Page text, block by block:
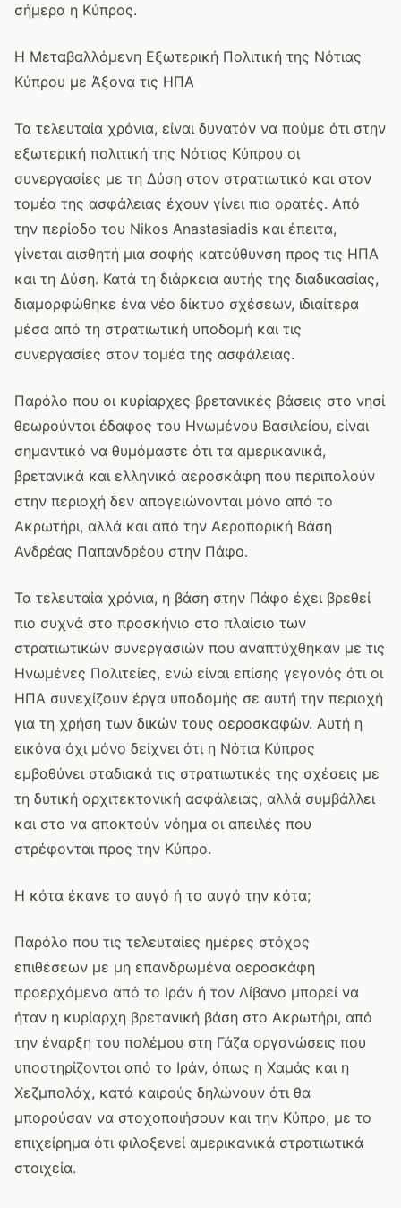
σήμερα η Κύπρος.
Η Μεταβαλλόμενη Εξωτερική Πολιτική της Νότιας
Κύπρου με Άξονα τις ΗΠΑ
Τα τελευταία χρόνια, είναι δυνατόν να πούμε ότι στην
εξωτερική πολιτική της Νότιας Κύπρου οι
συνεργασίες με τη Δύση στον στρατιωτικό και στον
τομέα της ασφάλειας έχουν γίνει πιο ορατές. Από
την περίοδο του Nikos Anastasiadis και έπειτα,
γίνεται αισθητή μια σαφής κατεύθυνση προς τις ΗΠΑ
και τη Δύση. Κατά τη διάρκεια αυτής της διαδικασίας,
διαμορφώθηκε ένα νέο δίκτυο σχέσεων, ιδιαίτερα
μέσα από τη στρατιωτική υποδομή και τις
συνεργασίες στον τομέα της ασφάλειας.
Παρόλο που οι κυρίαρχες βρετανικές βάσεις στο νησί
θεωρούνται έδαφος του Ηνωμένου Βασιλείου, είναι
σημαντικό να θυμόμαστε ότι τα αμερικανικά,
βρετανικά και ελληνικά αεροσκάφη που περιπολούν
στην περιοχή δεν απογειώνονται μόνο από το
Ακρωτήρι, αλλά και από την Αεροπορική Βάση
Ανδρέας Παπανδρέου στην Πάφο.
Τα τελευταία χρόνια, η βάση στην Πάφο έχει βρεθεί
πιο συχνά στο προσκήνιο στο πλαίσιο των
στρατιωτικών συνεργασιών που αναπτύχθηκαν με τις
Ηνωμένες Πολιτείες, ενώ είναι επίσης γεγονός ότι οι
ΗΠΑ συνεχίζουν έργα υποδομής σε αυτή την περιοχή
για τη χρήση των δικών τους αεροσκαφών. Αυτή η
εικόνα όχι μόνο δείχνει ότι η Νότια Κύπρος
εμβαθύνει σταδιακά τις στρατιωτικές της σχέσεις με
τη δυτική αρχιτεκτονική ασφάλειας, αλλά συμβάλλει
και στο να αποκτούν νόημα οι απειλές που
στρέφονται προς την Κύπρο.
Η κότα έκανε το αυγό ή το αυγό την κότα;
Παρόλο που τις τελευταίες ημέρες στόχος
επιθέσεων με μη επανδρωμένα αεροσκάφη
προερχόμενα από το Ιράν ή τον Λίβανο μπορεί να
ήταν η κυρίαρχη βρετανική βάση στο Ακρωτήρι, από
την έναρξη του πολέμου στη Γάζα οργανώσεις που
υποστηρίζονται από το Ιράν, όπως η Χαμάς και η
Χεζμπολάχ, κατά καιρούς δηλώνουν ότι θα
μπορούσαν να στοχοποιήσουν και την Κύπρο, με το
επιχείρημα ότι φιλοξενεί αμερικανικά στρατιωτικά
στοιχεία.